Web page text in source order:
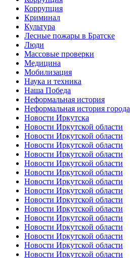
Коррупция
Криминал
Культура
Лесные пожары в Братске
Люди
Массовые проверки
Медицина
Мобилизация
Наука и техника
Наша Победа
Неформальная история
Неформальная история города
Новости Иркутска
Новости Иркутской области
Новости Иркутской области
Новости Иркутской области
Новости Иркутской области
Новости Иркутской области
Новости Иркутской области
Новости Иркутской области
Новости Иркутской области
Новости Иркутской области
Новости Иркутской области
Новости Иркутской области
Новости Иркутской области
Новости Иркутской области
Новости Иркутской области
Новости Иркутской области